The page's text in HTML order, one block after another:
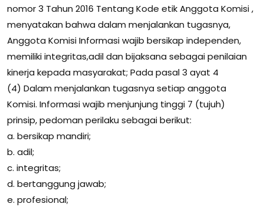
nomor 3 Tahun 2016 Tentang Kode etik Anggota Komisi ,
menyatakan bahwa dalam menjalankan tugasnya,
Anggota Komisi Informasi wajib bersikap independen,
memiliki integritas,adil dan bijaksana sebagai penilaian
kinerja kepada masyarakat; Pada pasal 3 ayat 4
(4) Dalam menjalankan tugasnya setiap anggota
Komisi. Informasi wajib menjunjung tinggi 7 (tujuh)
prinsip, pedoman perilaku sebagai berikut:
a. bersikap mandiri;
b. adil;
c. integritas;
d. bertanggung jawab;
e. profesional;